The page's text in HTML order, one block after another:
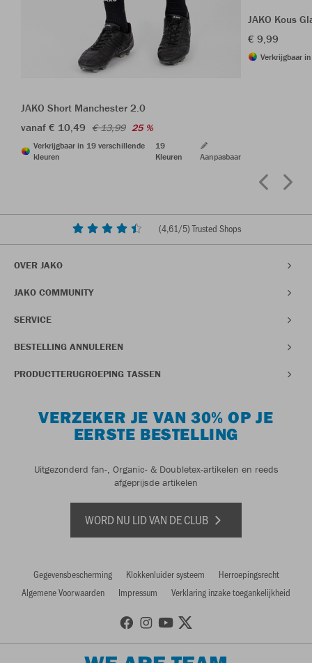
JAKO Short Manchester 2.0
vanaf € 10,49 € 13,99 25 %
Verkrijgbaar in 19 verschillende
kleuren
19
Kleuren
Aanpasbaar
JAKO Kous
€ 9,99
Verkrijgbaar
(4,61/5) Trusted Shops
OVER JAKO
JAKO COMMUNITY
SERVICE
BESTELLING ANNULEREN
PRODUCTTERUGROEPING TASSEN
VERZEKER JE VAN 30% OP JE
EERSTE BESTELLING
Uitgezonderd fan-, Organic- & Doubletex-artikelen en reeds
afgeprijsde artikelen
WORD NU LID VAN DE CLUB
Gegevensbescherming Klokkenluider systeem
Herroepingsrecht
Algemene Voorwaarden
Impressum Verklaring inzake toegankelijkheid